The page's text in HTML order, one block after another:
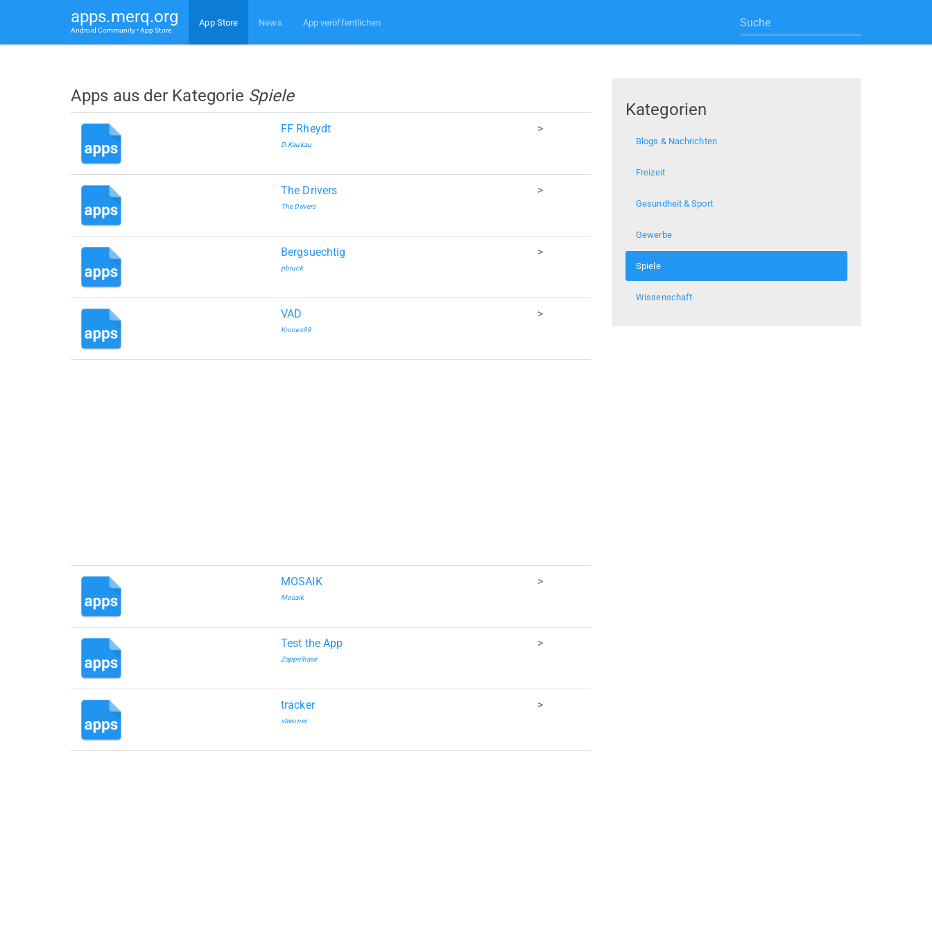
apps.merq.org
Android Community • App Store
App Store News App veröffentlichen
Apps aus der Kategorie Spiele
FF Rheydt
D.Kaukau
>
The Drivers
The Drivers
>
Bergsuechtig
pbruck
>
VAD
Kronex98
>
MOSAIK
Mosaik
>
Test the App
Zappelhase
>
tracker
streuner
>
Kategorien
Blogs & Nachrichten
Freizeit
Gesundheit & Sport
Gewerbe
Spiele
Wissenschaft